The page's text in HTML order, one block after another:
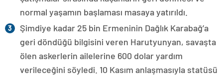
normal yaşamın başlaması masaya yatırıldı.
Şimdiye kadar 25 bin Ermeninin Dağlık Karabağ’a
geri döndüğü bilgisini veren Harutyunyan, savaşta
ölen askerlerin ailelerine 600 dolar yardım
verileceğini söyledi. 10 Kasım anlaşmasıyla statüsü